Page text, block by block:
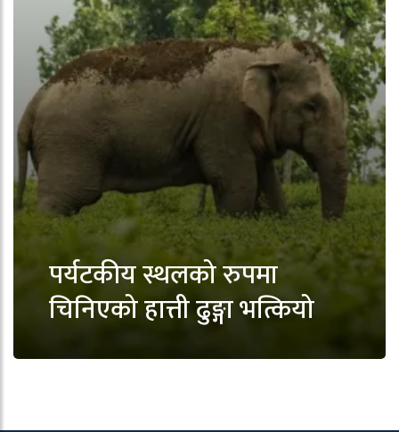
पर्यटकीय स्थलको रुपमा
चिनिएको हात्ती ढुङ्गा भत्कियो